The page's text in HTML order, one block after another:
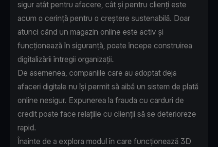
sigur atât pentru afacere, cât și pentru clienți este
acum o cerință pentru o creștere sustenabilă. Doar
atunci când un magazin online este activ și
funcționează în siguranță, poate începe construirea
digitalizării întregii organizații.
De asemenea, companiile care au adoptat deja
afaceri digitale nu își permit să aibă un sistem de plată
online nesigur. Expunerea la frauda cu carduri de
credit poate face relațiile cu clienții să se deterioreze
rapid.
Înainte de a explora modul în care funcționează 3D